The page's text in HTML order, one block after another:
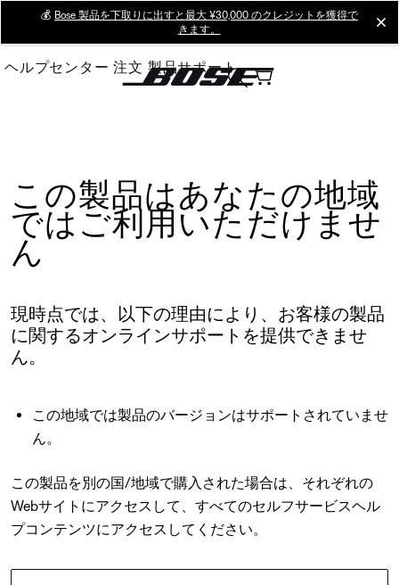
Main
💰 Bose 製品を下取りに出すと最大 ¥30,000 のクレジットを獲得で
きます。
ヘルプセンター 注文 製品サポート
この製品はあなたの地域
ではご利用いただけませ
ん
現時点では、以下の理由により、お客様の製品
に関するオンラインサポートを提供できませ
ん。
この地域では製品のバージョンはサポートされていませ
ん。
この製品を別の国/地域で購入された場合は、それぞれの
Webサイトにアクセスして、すべてのセルフサービスヘル
プコンテンツにアクセスしてください。